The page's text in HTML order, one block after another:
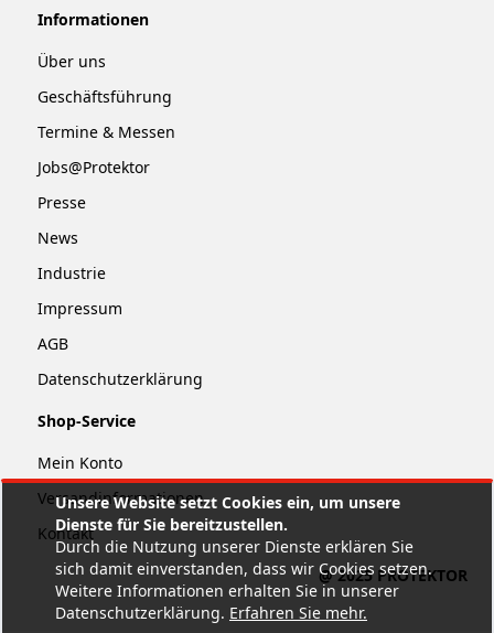
Unsere Website setzt Cookies ein, um unsere
Dienste für Sie bereitzustellen.
Durch die Nutzung unserer Dienste erklären Sie
sich damit einverstanden, dass wir Cookies setzen.
Weitere Informationen erhalten Sie in unserer
Datenschutzerklärung. Erfahren Sie mehr.
Informationen
Über uns
Geschäftsführung
Termine & Messen
Jobs@Protektor
Presse
News
Industrie
Impressum
AGB
Datenschutzerklärung
Shop-Service
Mein Konto
Versandinformationen
Kontakt
@ 2025 PROTEKTOR